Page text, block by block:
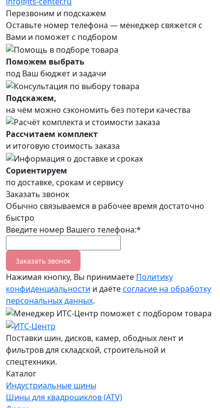
Перезвоним и подскажем
Оставьте номер телефона — менеджер свяжется с
Вами и поможет с подбором
Поможем выбрать
под Ваш бюджет и задачи
Подскажем,
на чём можно сэкономить без потери качества
Рассчитаем комплект
и итоговую стоимость заказа
Сориентируем
по доставке, срокам и сервису
Заказать звонок
Обычно связываемся в рабочее время достаточно
быстро
Введите номер Вашего телефона:*
Заказать звонок
Нажимая кнопку, Вы принимаете Политику
конфиденциальности и даётесогласие на обработку
персональных данных.
Поставки шин, дисков, камер, ободных лент и
фильтров для складской, строительной и
спецтехники.
Каталог
Индустриальные шины
Шины для квадроциклов (ATV)